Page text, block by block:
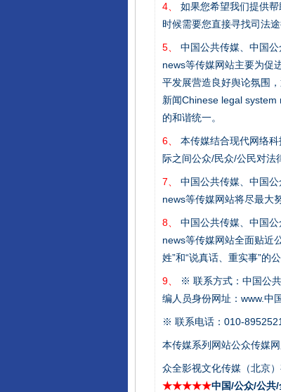
4、
如果您希望我们提供
时候需要您直接寻找司法
5、
中国公共传媒、中国
news等传媒网站主要为促
平发展营造良好舆论氛围
新闻Chinese legal system
的和谐统一。
6、
本传媒结合现代网络
际之间公众/民众/公民对法
7、
中国公共传媒、中国
news等传媒网站将尽最大
8、
中国公共传媒、中国
news等传媒网站全面贴近
姓”和“说真话、重实事”的
9、
※ 联系方式：中国公
编人员身份网址：www.中
※ 联系电话：010-
本传媒系列网站公众传媒
众全影视文化传媒（北京
★★★★★中国/公众/公共
东山县通报“牛蛙产品抗生